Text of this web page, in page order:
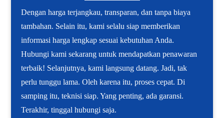
Dengan harga terjangkau, transparan, dan tanpa biaya
tambahan. Selain itu, kami selalu siap memberikan
informasi harga lengkap sesuai kebutuhan Anda.
Hubungi kami sekarang untuk mendapatkan penawaran
terbaik! Selanjutnya, kami langsung datang. Jadi, tak
perlu tunggu lama. Oleh karena itu, proses cepat. Di
samping itu, teknisi siap. Yang penting, ada garansi.
Terakhir, tinggal hubungi saja.